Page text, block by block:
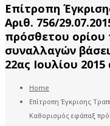
Επίτροπη
Αριθ. 756/
πρόσθετου ορίου
συναλλαγών
22ας Ιουλίου
Home
Επίτροπη Έγκρισης
Καθορισμός εφάπαξ